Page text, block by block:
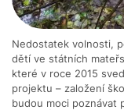
Nedostatek volnosti,
dětí ve státních
které v roce 2015
projektu – založení
budou moci poznávat